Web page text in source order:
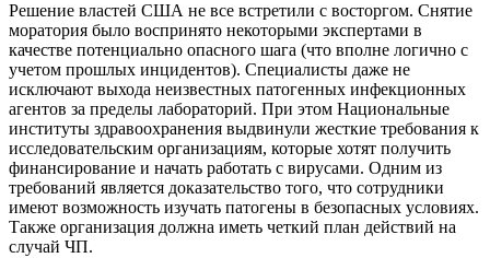
Решение властей США не все встретили с восторгом. Снятие
моратория было воспринято некоторыми экспертами в
качестве потенциально опасного шага (что вполне логично с
учетом прошлых инцидентов). Специалисты даже не
исключают выхода неизвестных патогенных инфекционных
агентов за пределы лабораторий. При этом Национальные
институты здравоохранения выдвинули жесткие требования к
исследовательским организациям, которые хотят получить
финансирование и начать работать с вирусами. Одним из
требований является доказательство того, что сотрудники
имеют возможность изучать патогены в безопасных условиях.
Также организация должна иметь четкий план действий на
случай ЧП.